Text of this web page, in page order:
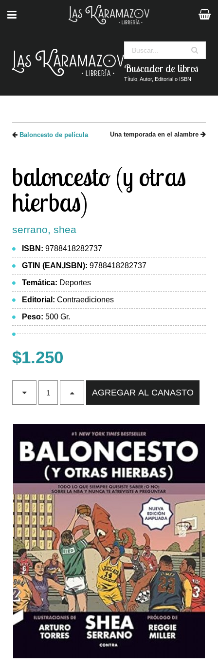
Buscador de libros
Título, Autor, Editorial o ISBN
Baloncesto de película Una temporada en el alambre
baloncesto (y otras
hierbas)
serrano, shea
ISBN: 9788418282737
GTIN (EAN,ISBN): 9788418282737
Temática: Deportes
Editorial: Contraediciones
Peso: 500 Gr.
$1.250
AGREGAR AL CANASTO